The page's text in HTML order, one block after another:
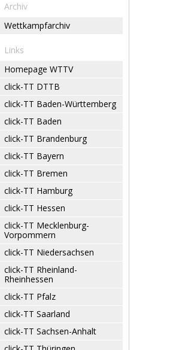
Archiv
Wettkampfarchiv
Links
Homepage WTTV
click-TT DTTB
click-TT Baden-Württemberg
click-TT Baden
click-TT Brandenburg
click-TT Bayern
click-TT Bremen
click-TT Hamburg
click-TT Hessen
click-TT Mecklenburg-
Vorpommern
click-TT Niedersachsen
click-TT Rheinland-
Rheinhessen
click-TT Pfalz
click-TT Saarland
click-TT Sachsen-Anhalt